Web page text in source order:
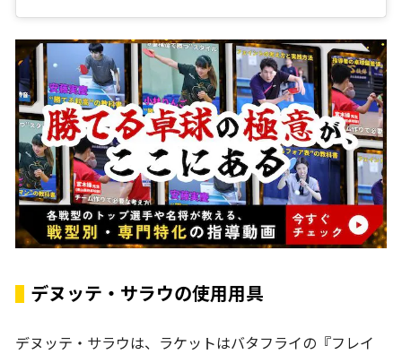
デヌッテ・サラウの使用用具
デヌッテ・サラウは、ラケットはバタフライの『フレイ